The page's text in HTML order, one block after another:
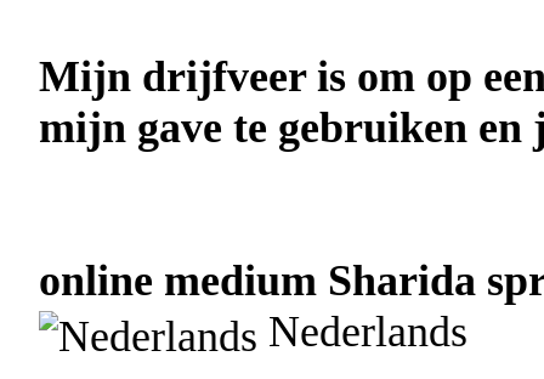
Mijn drijfveer is om op
mijn gave te gebruiken en
online medium Sharida
Nederlands